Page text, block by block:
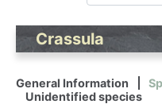
Crassula
General Information
Unidentified species